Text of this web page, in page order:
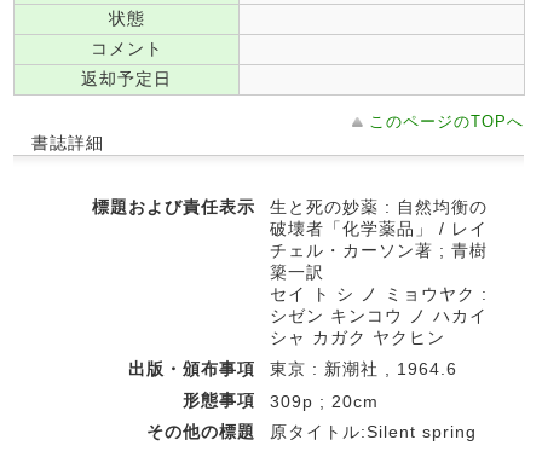
状態
コメント
返却予定日
このページのTOPへ
書誌詳細
標題および責任表示
生と死の妙薬 : 自然均衡の
破壊者「化学薬品」 / レイ
チェル・カーソン著 ; 青樹
簗一訳
セイ ト シ ノ ミョウヤク :
シゼン キンコウ ノ ハカイ
シャ カガク ヤクヒン
出版・頒布事項
東京 : 新潮社 , 1964.6
形態事項
309p ; 20cm
その他の標題
原タイトル:Silent spring